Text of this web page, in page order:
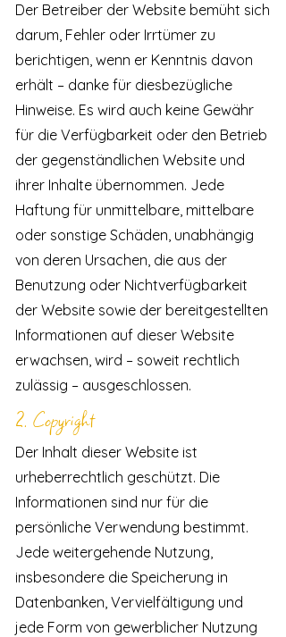
Der Betreiber der Website bemüht sich
darum, Fehler oder Irrtümer zu
berichtigen, wenn er Kenntnis davon
erhält – danke für diesbezügliche
Hinweise. Es wird auch keine Gewähr
für die Verfügbarkeit oder den Betrieb
der gegenständlichen Website und
ihrer Inhalte übernommen. Jede
Haftung für unmittelbare, mittelbare
oder sonstige Schäden, unabhängig
von deren Ursachen, die aus der
Benutzung oder Nichtverfügbarkeit
der Website sowie der bereitgestellten
Informationen auf dieser Website
erwachsen, wird – soweit rechtlich
zulässig – ausgeschlossen.
2. Copyright
Der Inhalt dieser Website ist
urheberrechtlich geschützt. Die
Informationen sind nur für die
persönliche Verwendung bestimmt.
Jede weitergehende Nutzung,
insbesondere die Speicherung in
Datenbanken, Vervielfältigung und
jede Form von gewerblicher Nutzung